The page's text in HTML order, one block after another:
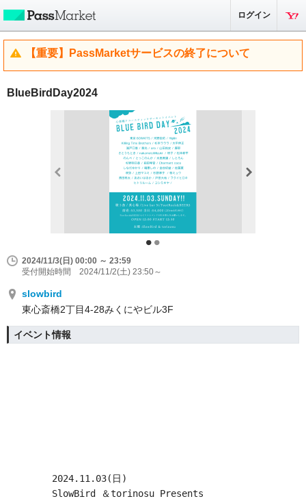
ログイン
【重要】PassMarketサービスの終了について
BlueBirdDay2024
2024/11/3(日) 00:00 ～ 23:59
受付開始時間 2024/11/2(土) 23:50～
slowbird
東心斎橋2丁目4-28みくにやビル3F
イベント情報
2024.11.03(日)
SlowBird ＆torinosu Presents